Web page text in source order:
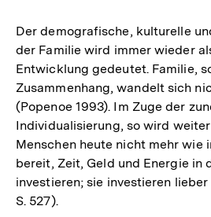
Der demografische, kulturelle
der Familie wird immer wieder
Entwicklung gedeutet. Familie,
Zusammenhang, wandelt sich
(Popenoe 1993). Im Zuge der
Individualisierung, so wird
Menschen heute nicht mehr wie
bereit, Zeit, Geld und Energie in
investieren; sie investieren
S. 527).